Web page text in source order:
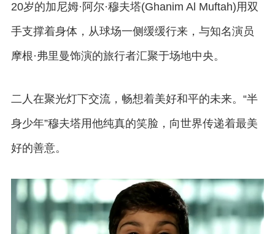
20岁的加尼姆·阿尔·穆夫塔(Ghanim Al Muftah)用双
手支撑着身体，从球场一侧缓缓行来，与知名演员
摩根·弗里曼饰演的旅行者汇聚于场地中央。
二人在聚光灯下交流，畅想着美好和平的未来。“半
身少年”穆夫塔用他纯真的笑脸，向世界传递着最美
好的善意。